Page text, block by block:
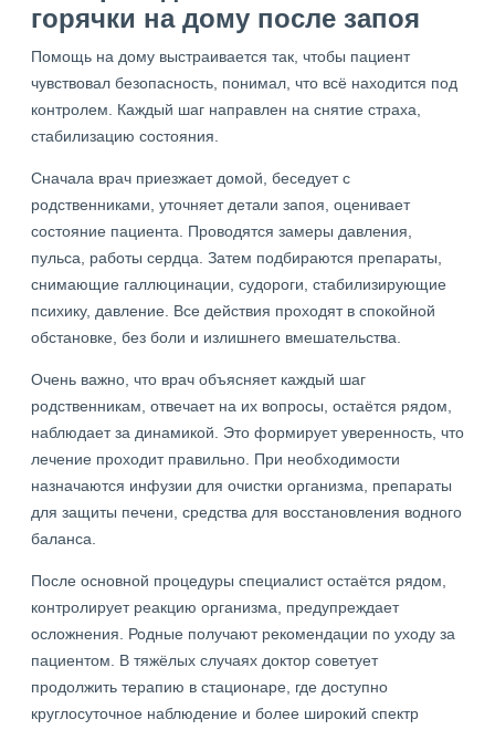
горячки на дому после запоя
Помощь на дому выстраивается так, чтобы пациент
чувствовал безопасность, понимал, что всё находится под
контролем. Каждый шаг направлен на снятие страха,
стабилизацию состояния.
Сначала врач приезжает домой, беседует с
родственниками, уточняет детали запоя, оценивает
состояние пациента. Проводятся замеры давления,
пульса, работы сердца. Затем подбираются препараты,
снимающие галлюцинации, судороги, стабилизирующие
психику, давление. Все действия проходят в спокойной
обстановке, без боли и излишнего вмешательства.
Очень важно, что врач объясняет каждый шаг
родственникам, отвечает на их вопросы, остаётся рядом,
наблюдает за динамикой. Это формирует уверенность, что
лечение проходит правильно. При необходимости
назначаются инфузии для очистки организма, препараты
для защиты печени, средства для восстановления водного
баланса.
После основной процедуры специалист остаётся рядом,
контролирует реакцию организма, предупреждает
осложнения. Родные получают рекомендации по уходу за
пациентом. В тяжёлых случаях доктор советует
продолжить терапию в стационаре, где доступно
круглосуточное наблюдение и более широкий спектр